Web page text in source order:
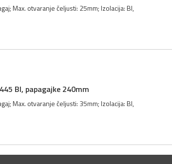
Max. otvaranje čeljusti: 25mm; Izolacija: BI,
BI, papagajke 240mm
Max. otvaranje čeljusti: 35mm; Izolacija: BI,